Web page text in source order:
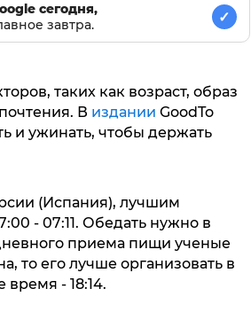
сегодня,
завтра.
✓
таких как возраст, образ
В издании GoodTo
и ужинать, чтобы держать
(Испания), лучшим
- 07:11. Обедать нужно в
приема пищи ученые
то его лучше организовать в
- 18:14.